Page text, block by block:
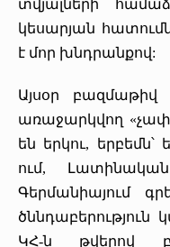
տվյալների
կեսարյան
է մոր խնդրանքով:
Այսօր բազմաթիվ
առաջարկվող
են երկու,
ում, Լատինական
Գերմանիայում
ծննդաբերություն
ԿՀ-ն թվերով